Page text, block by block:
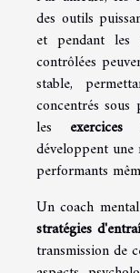
des outils
et pendant les
contrôlées
stable,
concentrés sous
les exercices
développent
performants
Un coach
stratégies
transmission de